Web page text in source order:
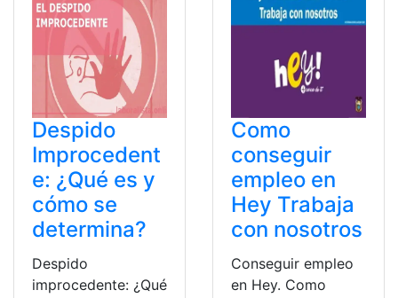
Despido
Improcedent
e: ¿Qué es y
cómo se
determina?
Despido
improcedente: ¿Qué
Como
conseguir
empleo en
Hey Trabaja
con nosotros
Conseguir empleo
en Hey. Como